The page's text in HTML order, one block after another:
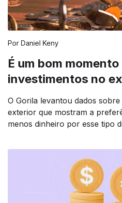
Por Daniel Keny
É um bom
investimentos no
O Gorila levantou dados
exterior que mostram a
menos dinheiro por esse tipo
para analisar e comentar
levantamento. Confira.